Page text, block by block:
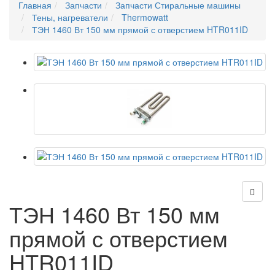
Главная Запчасти
Запчасти Стиральные машины
Тены, нагреватели
Thermowatt
ТЭН 1460 Вт 150 мм прямой с отверстием HTR011ID
ТЭН 1460 Вт 150 мм
прямой с отверстием
HTR011ID